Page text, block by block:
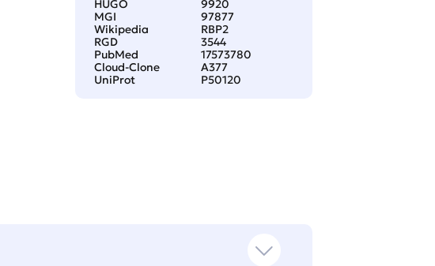
HUGO
9920
MGI
97877
Wikipedia
RBP2
RGD
3544
PubMed
17573780
Cloud-Clone
A377
UniProt
P50120